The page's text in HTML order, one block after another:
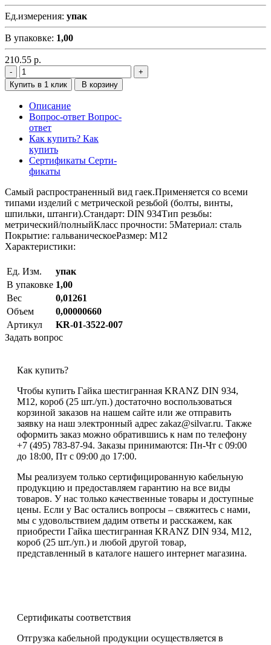
Ед.измерения: упак
В упаковке: 1,00
210.55 р.
Купить в 1 клик В корзину
Описание
Вопрос-ответ Вопрос-
ответ
Как купить? Как
купить
Сертификаты Серти-
фикаты
Самый распространенный вид гаек.Применяется со всеми
типами изделий с метрической резьбой (болты, винты,
шпильки, штанги).Стандарт: DIN 934Тип резьбы:
метрический/полныйКласс прочности: 5Материал: сталь
Покрытие: гальваническоеРазмер: М12
Характеристики:
Ед. Изм.
упак
В упаковке 1,00
Вес
0,01261
Объем
0,00000660
Артикул
KR-01-3522-007
Задать вопрос
Как купить?
Чтобы купить Гайка шестигранная KRANZ DIN 934,
M12, короб (25 шт./уп.) достаточно воспользоваться
корзиной заказов на нашем сайте или же отправить
заявку на наш электронный адрес zakaz@silvar.ru. Также
оформить заказ можно обратившись к нам по телефону
+7 (495) 783-87-94. Заказы принимаются: Пн-Чт с 09:00
до 18:00, Пт с 09:00 до 17:00.
Мы реализуем только сертифицированную кабельную
продукцию и предоставляем гарантию на все виды
товаров. У нас только качественные товары и доступные
цены. Если у Вас остались вопросы – свяжитесь с нами,
мы с удовольствием дадим ответы и расскажем, как
приобрести Гайка шестигранная KRANZ DIN 934, M12,
короб (25 шт./уп.) и любой другой товар,
представленный в каталоге нашего интернет магазина.
Сертификаты соответствия
Отгрузка кабельной продукции осуществляется в